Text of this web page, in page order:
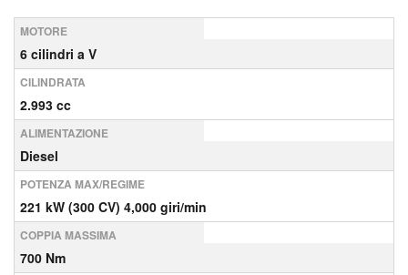
MOTORE
6 cilindri a V
CILINDRATA
2.993 cc
ALIMENTAZIONE
Diesel
POTENZA MAX/REGIME
221 kW (300 CV) 4,000 giri/min
COPPIA MASSIMA
700 Nm